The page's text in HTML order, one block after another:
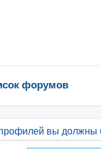
форумов
вы должны